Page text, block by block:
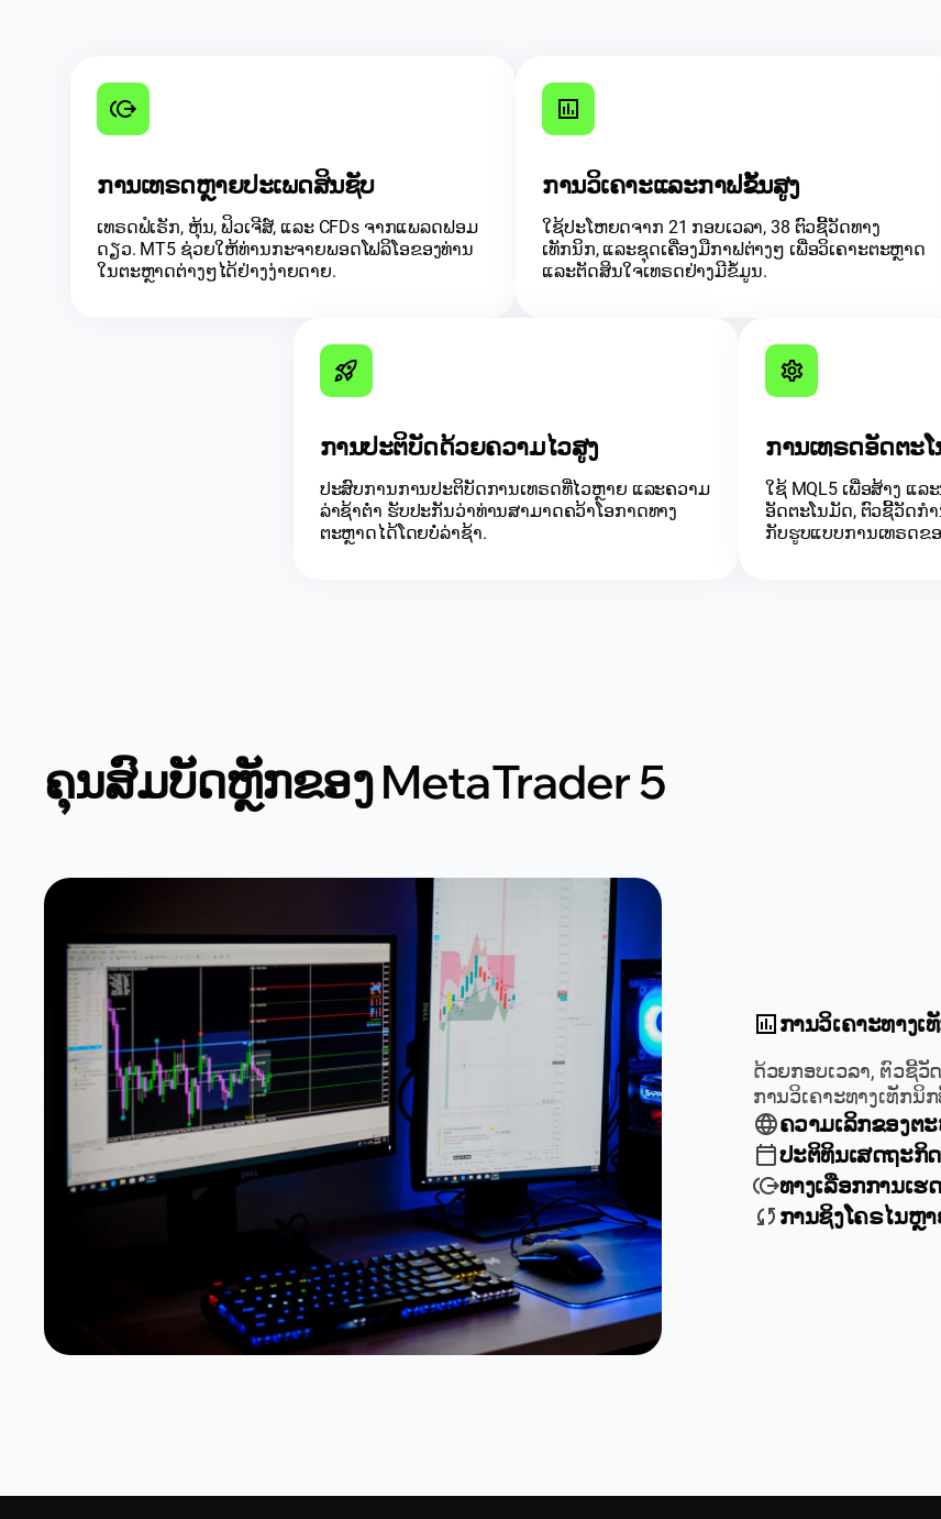
ການເທຣດຫຼາຍປະເພດສິນຊັບ
ເທຣດຟໍເຣັກ, ຫຸ້ນ, ຟິວເຈີສ໌, ແລະ CFDs ຈາກແພລດຟອມ
ດຽວ. MT5 ຊ່ວຍໃຫ້ທ່ານກະຈາຍພອດໂຟລິໂອຂອງທ່ານ
ໃນຕະຫຼາດຕ່າງໆໄດ້ຢ່າງງ່າຍດາຍ.
ການວິເຄາະແລະກາຟຂັ້ນສູງ
ໃຊ້ປະໂຫຍດຈາກ 21 ກອບເວລາ, 38 ຕົວຊີ້ວັດທາງ
ເທັກນິກ, ແລະຊຸດເຄື່ອງມືກາຟຕ່າງໆ ເພື່ອວິເຄາະຕະຫຼາດ
ແລະຕັດສິນໃຈເທຣດຢ່າງມີຂໍ້ມູນ.
ການປະຕິບັດດ້ວຍຄວາມໄວສູງ
ປະສົບການການປະຕິບັດການເທຣດທີ່ໄວຫຼາຍ ແລະຄວາມ
ລ່າຊ້າຕ່ຳ ຮັບປະກັນວ່າທ່ານສາມາດຄວ້າໂອກາດທາງ
ຕະຫຼາດໄດ້ໂດຍບໍ່ລ່າຊ້າ.
ການເທຣດອັດຕະ
ໃຊ້ MQL5 ເພື່ອສ້າງ ແ
ອັດຕະໂນມັດ, ຕົວຊີ້ວັດກ
ກັບຮູບແບບການເທຣດຂ
ຄຸນສົມບັດຫຼັກຂອງ MetaTrader 5
ການວິເຄາະທາງ
ດ້ວຍກອບເວລາ, ຕົວຊີ້ວັ
ການວິເຄາະທາງເທັກນິ
ຄວາມເລິກຂອງຕ
ປະຕິທິນເສດຖະກິດ
ທາງເລືອກການເຮ
ການຊິງໂຄຣໄນຫຼ